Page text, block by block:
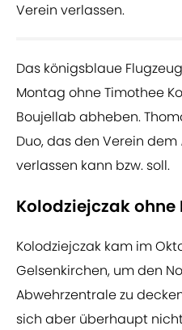
Verein verlassen.
Das königsblaue
Montag ohne Timothee
Boujellab abheben.
Duo, das den Verein dem
verlassen kann bzw. soll.
Kolodziejczak ohne
Kolodziejczak kam im
Gelsenkirchen, um den
Abwehrzentrale zu
sich aber überhaupt